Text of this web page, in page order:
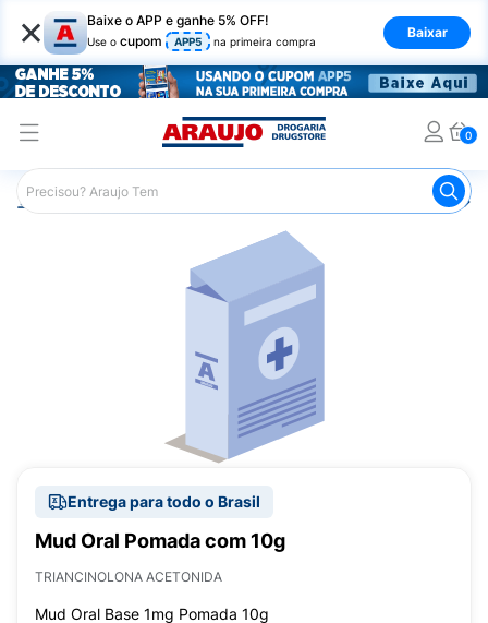
× Baixe o APP e ganhe 5% OFF!
Use o cupom APP5 na primeira compra
Baixar
0
Araujo Medicamentos Remédio para Pele e Mucosa
Entrega para todo o Brasil
Mud Oral Pomada com 10g
TRIANCINOLONA ACETONIDA
Mud Oral Base 1mg Pomada 10g